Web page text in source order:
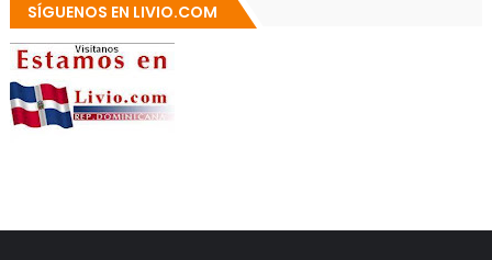
SÍGUENOS EN LIVIO.COM